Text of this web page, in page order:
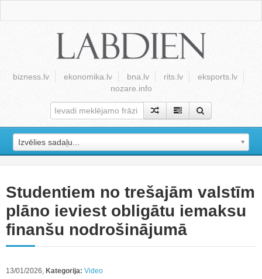
bizness.lv ekonomika.lv bna.lv rits.lv
eksports.lv
nozare.info
Izvēlies sadaļu...
Studentiem no trešajām valstīm
plāno ieviest obligātu iemaksu
finanšu nodrošinājumā
13/01/2026, Kategorija: Video